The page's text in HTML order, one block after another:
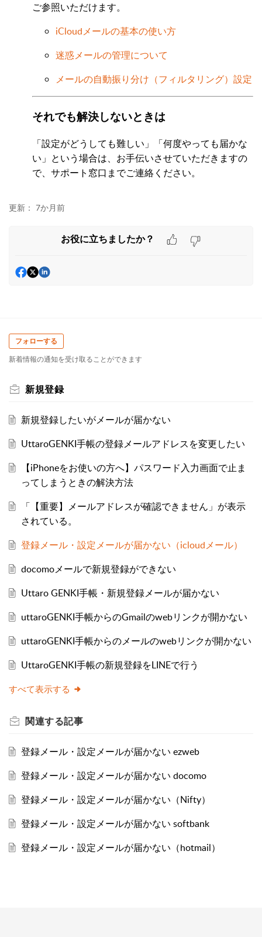
ご参照いただけます。
iCloudメールの基本の使い方
迷惑メールの管理について
メールの自動振り分け（フィルタリング）設定
それでも解決しないときは
「設定がどうしても難しい」「何度やっても届かな
い」という場合は、お手伝いさせていただきますの
で、サポート窓口までご連絡ください。
更新： 7か月前
お役に立ちましたか？
フォローする
新着情報の通知を受け取ることができます
新規登録
新規登録したいがメールが届かない
UttaroGENKI手帳の登録メールアドレスを変更したい
【iPhoneをお使いの方へ】パスワード入力画面で止ま
ってしまうときの解決方法
「【重要】メールアドレスが確認できません」が表示
されている。
登録メール・設定メールが届かない（icloudメール）
docomoメールで新規登録ができない
Uttaro GENKI手帳・新規登録メールが届かない
uttaroGENKI手帳からのGmailのwebリンクが開かない
uttaroGENKI手帳からのメールのwebリンクが開かない
UttaroGENKI手帳の新規登録をLINEで行う
すべて表示する
関連する記事
登録メール・設定メールが届かない ezweb
登録メール・設定メールが届かない docomo
登録メール・設定メールが届かない（Nifty）
登録メール・設定メールが届かない softbank
登録メール・設定メールが届かない（hotmail）